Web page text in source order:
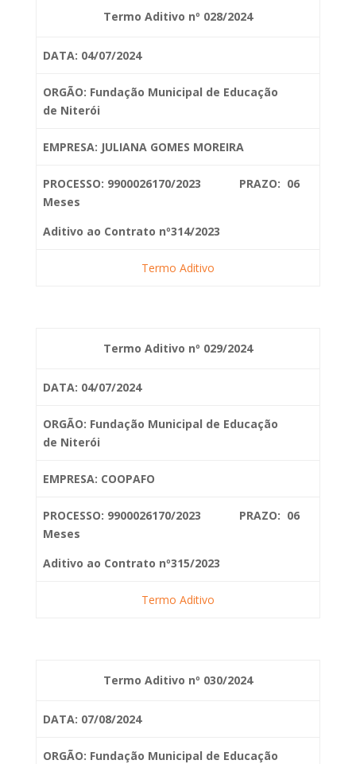
Termo Aditivo nº 028/2024
DATA: 04/07/2024
ORGÃO: Fundação Municipal de Educação
de Niterói
EMPRESA: JULIANA GOMES MOREIRA
PROCESSO: 9900026170/2023 PRAZO: 06
Meses
Aditivo ao Contrato nº314/2023
Termo Aditivo
Termo Aditivo nº 029/2024
DATA: 04/07/2024
ORGÃO: Fundação Municipal de Educação
de Niterói
EMPRESA: COOPAFO
PROCESSO: 9900026170/2023 PRAZO: 06
Meses
Aditivo ao Contrato nº315/2023
Termo Aditivo
Termo Aditivo nº 030/2024
DATA: 07/08/2024
ORGÃO: Fundação Municipal de Educação